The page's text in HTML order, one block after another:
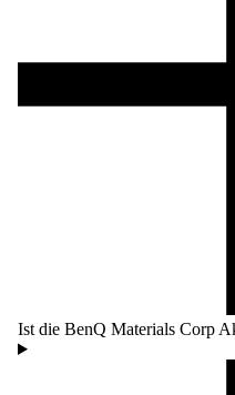
Ist die BenQ Materials Corp